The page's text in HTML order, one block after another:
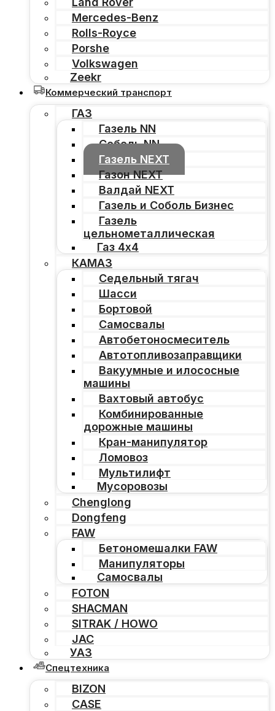
Mercedes-Benz
Rolls-Royce
Porshe
Volkswagen
Zeekr
Коммерческий транспорт
ГАЗ
Газель NN
Соболь NN
Газель NEXT
Газон NEXT
Валдай NEXT
Газель и Соболь Бизнес
Газель
цельнометаллическая
Газ 4х4
КАМАЗ
Седельный тягач
Шасси
Бортовой
Самосвалы
Автобетоносмеситель
Автотопливозаправщики
Вакуумные и илососные
машины
Вахтовый автобус
Комбинированные
дорожные машины
Кран-манипулятор
Ломовоз
Мультилифт
Мусоровозы
Chenglong
Dongfeng
FAW
Бетономешалки FAW
Манипуляторы
Самосвалы
FOTON
SHACMAN
SITRAK / HOWO
JAC
УАЗ
Спецтехника
BIZON
CASE